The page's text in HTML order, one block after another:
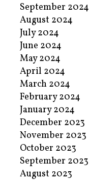
September 2024
August 2024
July 2024
June 2024
May 2024
April 2024
March 2024
February 2024
January 2024
December 2023
November 2023
October 2023
September 2023
August 2023